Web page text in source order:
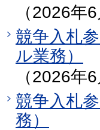
（2026年
競争入札
ル業務）
（2026年
競争入札
務）